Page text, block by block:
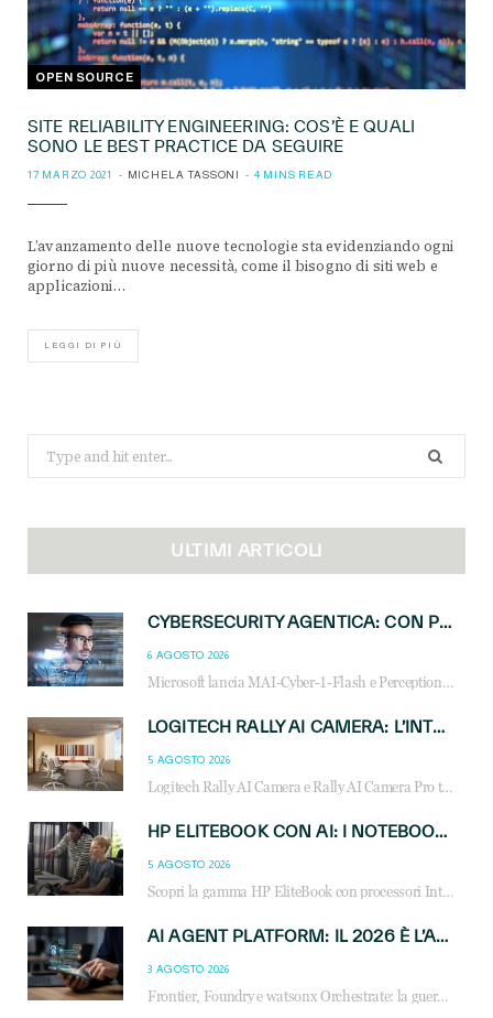
OPEN SOURCE
SITE RELIABILITY ENGINEERING: COS’È E QUALI
SONO LE BEST PRACTICE DA SEGUIRE
17 MARZO 2021 MICHELA TASSONI 4 MINS READ
L’avanzamento delle nuove tecnologie sta evidenziando ogni
giorno di più nuove necessità, come il bisogno di siti web e
applicazioni…
LEGGI DI PIÙ
for:
ULTIMI ARTICOLI
CYBERSECURITY AGENTICA: CON PERCEPTION E MAI-CYBER-1-FLASH MICROSOFT APRE NUOVI SERVIZI PER IL CANALE
6 AGOSTO 2026
Microsoft lancia MAI-Cyber-1-Flash e Perception: cybersecurity agentica in preview dal 3 novembre. Cosa cambia per MSP, system integrator e reseller.
LOGITECH RALLY AI CAMERA: L’INTELLIGENZA ARTIFICIALE ENTRA NELLE SALE RIUNIONI DI NUOVA GENERAZIONE
5 AGOSTO 2026
Logitech Rally AI Camera e Rally AI Camera Pro trasformano gli spazi di collaborazione con AI, inquadratura intelligente, multi-camera e gestione avanzata dei meeting ibridi.
HP ELITEBOOK CON AI: I NOTEBOOK BUSINESS INTELLIGENTI CHE TRASFORMANO PRODUTTIVITÀ, SICUREZZA E LAVORO IBRIDO
5 AGOSTO 2026
Scopri la gamma HP EliteBook con processori Intel® Core™ Ultra e AMD Ryzen™ AI. Notebook business progettati per aumentare la produttività, migliorare la collaborazione e garantire sicurezza avanzata in ufficio e in mobilità.
AI AGENT PLATFORM: IL 2026 È L’ANNO DEL «SISTEMA OPERATIVO» PER GLI AGENTI AZIENDALI
3 AGOSTO 2026
Frontier, Foundry e watsonx Orchestrate: la guerra delle piattaforme AI agent ridisegna il mercato IT. Cosa cambia per reseller, MSP e system integrator.